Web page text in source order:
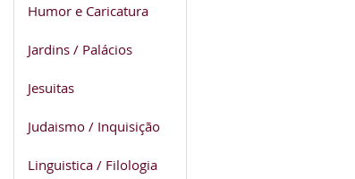
Humor e Caricatura
Jardins / Palácios
Jesuitas
Judaismo / Inquisição
Linguistica / Filologia